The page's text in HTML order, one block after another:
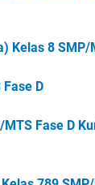
Kelas 8 SMP/
Fase D
Fase D